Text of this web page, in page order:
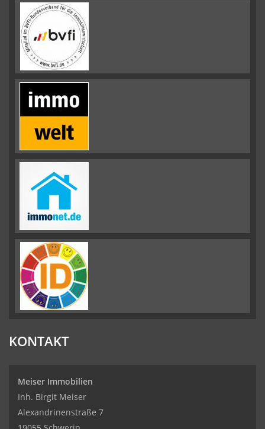
KONTAKT
Meiser Immobilien
Inh. Birgit Meiser
Alexandrinenstraße 7